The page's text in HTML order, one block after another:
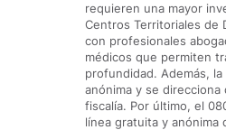
requieren una mayor
Centros Territoriales de
con profesionales
médicos que permiten
profundidad. Además,
anónima y se direcciona
fiscalía. Por último, el
línea gratuita y anónima